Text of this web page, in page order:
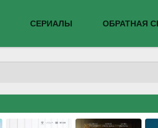
СЕРИАЛЫ ОБРАТНАЯ